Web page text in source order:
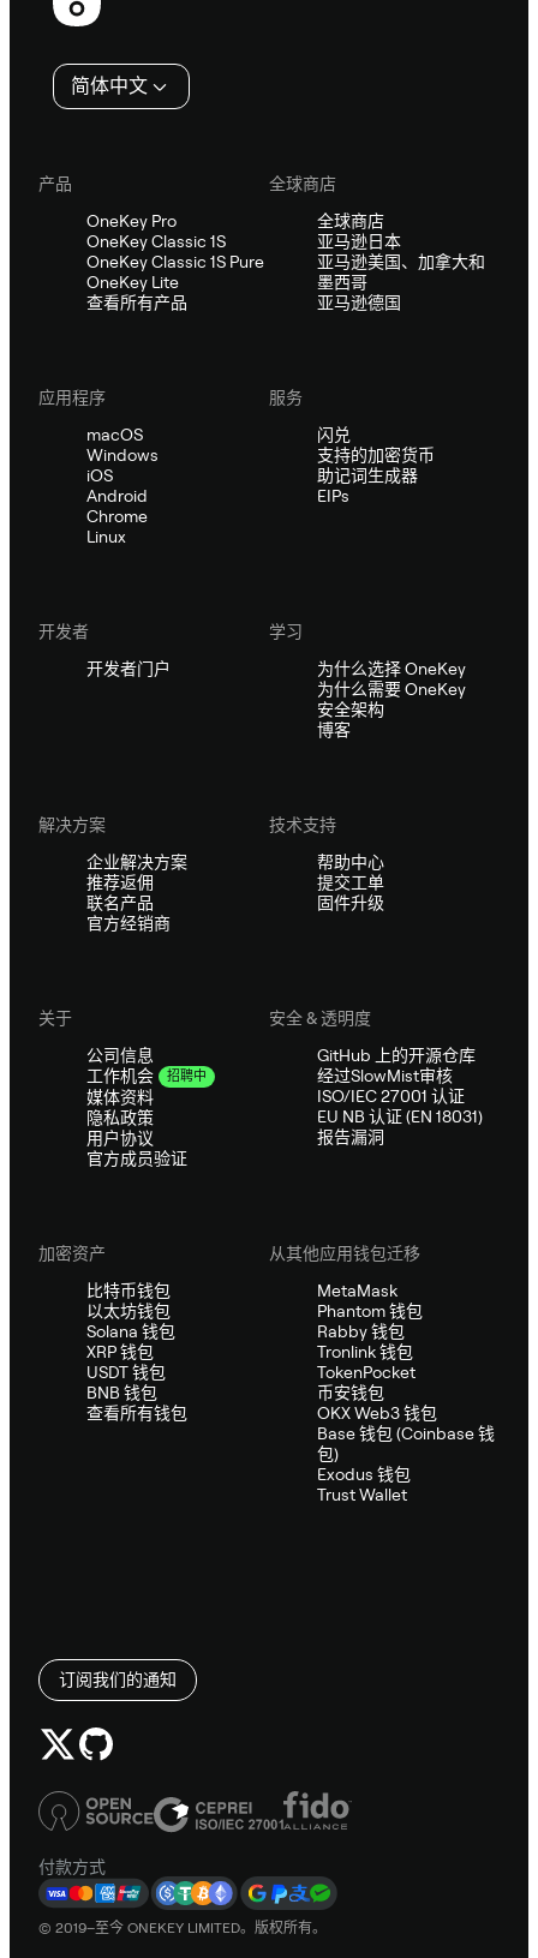
简体中文
产品
OneKey Pro
OneKey Classic 1S
OneKey Classic 1S Pure
OneKey Lite
查看所有产品
全球商店
全球商店
亚马逊日本
亚马逊美国、加拿大和
墨西哥
亚马逊德国
应用程序
macOS
Windows
iOS
Android
Chrome
Linux
服务
闪兑
支持的加密货币
助记词生成器
EIPs
开发者
开发者门户
学习
为什么选择 OneKey
为什么需要 OneKey
安全架构
博客
解决方案
企业解决方案
推荐返佣
联名产品
官方经销商
技术支持
帮助中心
提交工单
固件升级
关于
公司信息
工作机会
招聘中
媒体资料
隐私政策
用户协议
官方成员验证
安全 & 透明度
GitHub 上的开源仓库
经过SlowMist审核
ISO/IEC 27001 认证
EU NB 认证 (EN 18031)
报告漏洞
加密资产
比特币钱包
以太坊钱包
Solana 钱包
XRP 钱包
USDT 钱包
BNB 钱包
查看所有钱包
从其他应用钱包迁移
MetaMask
Phantom 钱包
Rabby 钱包
Tronlink 钱包
TokenPocket
币安钱包
OKX Web3 钱包
Base 钱包 (Coinbase 钱
包)
Exodus 钱包
Trust Wallet
订阅我们的通知
付款方式
© 2019–至今 ONEKEY LIMITED。版权所有。